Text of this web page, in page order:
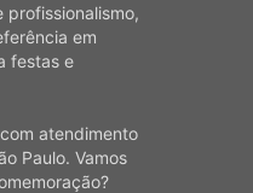
em
festas e
atendimento
Paulo. Vamos